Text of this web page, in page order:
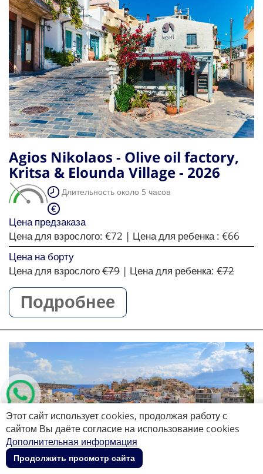
Agios Nikolaos - Olive oil factory,
Kritsa & Elounda Village - 2026
Длительность около 5 часов
Цена предзаказа
Цена для взрослого: €72 | Цена для ребенка : €66
Цена на борту
Цена для взрослого€79 | Цена для ребенка: €72
Подробнее
Этот сайт использует cookies, продолжая работу с
сайтом Вы даёте согласие на использование cookies
Дополнительная информация
Продолжить просмотр сайта